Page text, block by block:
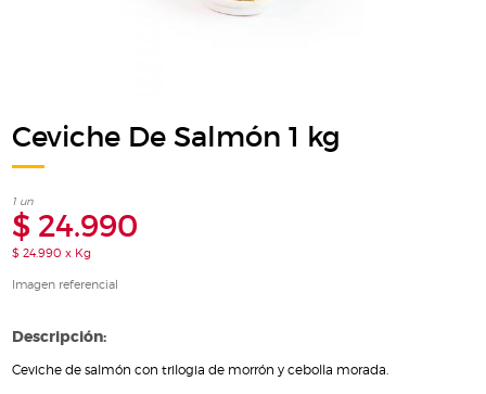
Ceviche De Salmón 1 kg
1 un
$ 24.990
$ 24.990 x Kg
Imagen referencial
Descripción:
Ceviche de salmón con trilogia de morrón y cebolla morada.